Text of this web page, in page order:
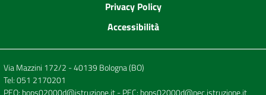
Privacy Policy
Accessibilità
Via Mazzini 172/2 - 40139 Bologna (BO)
Tel:051 2170201
PEO: bops02000d@istruzione.it- PEC: bops02000d@pec.istruzione.it